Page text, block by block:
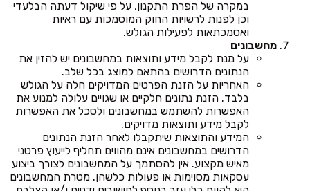
במקרה של הפרת התקנון, על פי שיקול דעתה הבלעדי
וכן לפנות לרשויות החוק המוסמכות עם ראיות
ואסמכתאות לפעילות הגולש.
מחשבונים
על מנת לקבל מידע ותוצאות במחשבונים יש להזין את
הנתונים הדרושים בהתאם למוצג בכל שלב.
האחריות על הזנת הפרטים המדויקים חלה על הגולש
בלבד. הזנת נתונים חלקיים או שגויים עלולה למנוע את
האפשרות להשתמש במחשבונים ולסכל את האפשרות
לקבל מידע ותוצאות מדויקים.
המידע והתוצאות שיתקבלו לאחר הזנת הנתונים
הדרושים במחשבונים אינם מהווים תחליף לייעוץ פרטני
מאיש מקצוע. אין להסתמך על המחשבונים לצורך ביצוע
עסקאות מסוימות או פעולות כלשהן. מטרת המחשבונים